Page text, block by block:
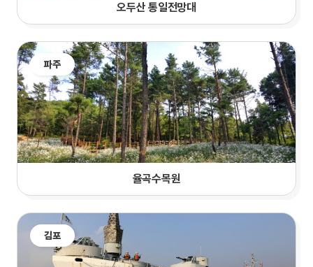
오두산 통일전망대
파주
율곡수목원
김포